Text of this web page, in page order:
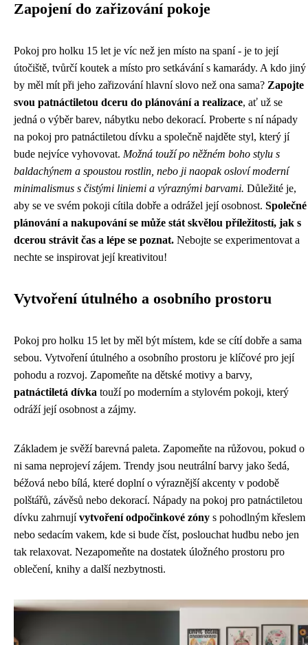
Zapojení do zařizování pokoje
Pokoj pro holku 15 let je víc než jen místo na spaní - je to její
útočiště, tvůrčí koutek a místo pro setkávání s kamarády. A kdo jiný
by měl mít při jeho zařizování hlavní slovo než ona sama? Zapojte
svou patnáctiletou dceru do plánování a realizace, ať už se
jedná o výběr barev, nábytku nebo dekorací. Proberte s ní nápady
na pokoj pro patnáctiletou dívku a společně najděte styl, který jí
bude nejvíce vyhovovat. Možná touží po něžném boho stylu s
baldachýnem a spoustou rostlin, nebo ji naopak osloví moderní
minimalismus s čistými liniemi a výraznými barvami. Důležité je,
aby se ve svém pokoji cítila dobře a odrážel její osobnost. Společné
plánování a nakupování se může stát skvělou příležitostí, jak s
dcerou strávit čas a lépe se poznat. Nebojte se experimentovat a
nechte se inspirovat její kreativitou!
Vytvoření útulného a osobního prostoru
Pokoj pro holku 15 let by měl být místem, kde se cítí dobře a sama
sebou. Vytvoření útulného a osobního prostoru je klíčové pro její
pohodu a rozvoj. Zapomeňte na dětské motivy a barvy,
patnáctiletá dívka touží po moderním a stylovém pokoji, který
odráží její osobnost a zájmy.
Základem je svěží barevná paleta. Zapomeňte na růžovou, pokud o
ni sama neprojeví zájem. Trendy jsou neutrální barvy jako šedá,
béžová nebo bílá, které doplní o výraznější akcenty v podobě
polštářů, závěsů nebo dekorací. Nápady na pokoj pro patnáctiletou
dívku zahrnujívytvoření odpočinkové zóny s pohodlným křeslem
nebo sedacím vakem, kde si bude číst, poslouchat hudbu nebo jen
tak relaxovat. Nezapomeňte na dostatek úložného prostoru pro
oblečení, knihy a další nezbytnosti.